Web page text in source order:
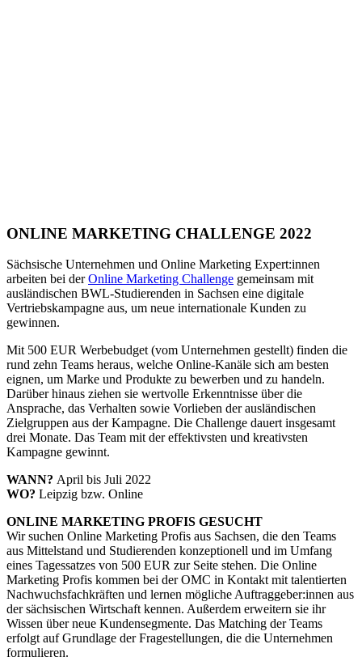
ONLINE MARKETING CHALLENGE 2022
Sächsische Unternehmen und Online Marketing Expert:innen
arbeiten bei derOnline Marketing Challenge gemeinsam mit
ausländischen BWL-Studierenden in Sachsen eine digitale
Vertriebskampagne aus, um neue internationale Kunden zu
gewinnen.
Mit 500 EUR Werbebudget (vom Unternehmen gestellt) finden die
rund zehn Teams heraus, welche Online-Kanäle sich am besten
eignen, um Marke und Produkte zu bewerben und zu handeln.
Darüber hinaus ziehen sie wertvolle Erkenntnisse über die
Ansprache, das Verhalten sowie Vorlieben der ausländischen
Zielgruppen aus der Kampagne. Die Challenge dauert insgesamt
drei Monate. Das Team mit der effektivsten und kreativsten
Kampagne gewinnt.
WANN? April bis Juli 2022
WO? Leipzig bzw. Online
ONLINE MARKETING PROFIS GESUCHT
Wir suchen Online Marketing Profis aus Sachsen, die den Teams
aus Mittelstand und Studierenden konzeptionell und im Umfang
eines Tagessatzes von 500 EUR zur Seite stehen. Die Online
Marketing Profis kommen bei der OMC in Kontakt mit talentierten
Nachwuchsfachkräften und lernen mögliche Auftraggeber:innen aus
der sächsischen Wirtschaft kennen. Außerdem erweitern sie ihr
Wissen über neue Kundensegmente. Das Matching der Teams
erfolgt auf Grundlage der Fragestellungen, die die Unternehmen
formulieren.